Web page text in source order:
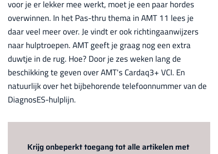
voor je er lekker mee werkt, moet je een paar hordes
overwinnen. In het Pas-thru thema in AMT 11 lees je
daar veel meer over. Je vindt er ook richtingaanwijzers
naar hulptroepen. AMT geeft je graag nog een extra
duwtje in de rug. Hoe? Door je zes weken lang de
beschikking te geven over AMT's Cardaq3+ VCI. En
natuurlijk over het bijbehorende telefoonnummer van de
DiagnosES-hulplijn.
Krijg onbeperkt toegang tot alle artikelen met